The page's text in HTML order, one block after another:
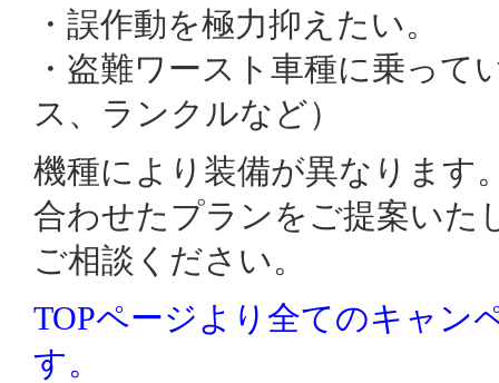
・誤作動を極力抑えたい。
・盗難ワースト車種に乗って
ス、ランクルなど）
機種により装備が異なります
合わせたプランをご提案いた
ご相談ください。
TOPページより全てのキャン
す。